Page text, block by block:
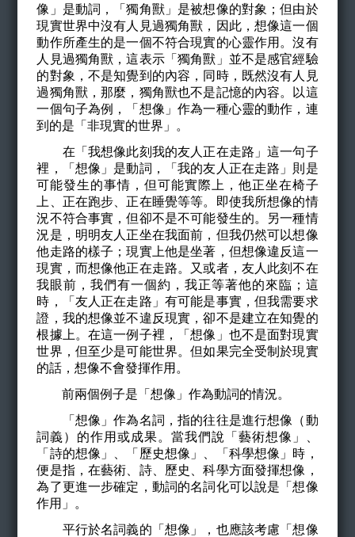
像」是動詞，「獨角獸」是被想像的對象；但由於
現實世界中沒有人見過獨角獸，因此，想像這一個
動作所產生的是一個不符合現實的心靈作用。沒有
人見過獨角獸，這表示「獨角獸」並不是感官經驗
的對象，不是知覺到的內容，同時，既然沒有人見
過獨角獸，那麼，獨角獸也不是記憶的內容。以這
一個句子為例，「想像」作為一種心靈的動作，連
到的是「非現實的世界」。
在「我想像此刻我的友人正在走路」這一句子
裡，「想像」是動詞，「我的友人正在走路」則是
可能發生的事情，但可能實際上，他正坐在椅子
上、正在跑步、正在睡覺等等。即使我所想像的情
況不符合事實，但卻不是不可能發生的。另一種情
況是，明明友人正坐在我面前，但我仍然可以想像
他走路的樣子；現實上他是坐著，但想像違反這一
現實，而想像他正在走路。又或者，友人此刻不在
我眼前，我們有一個約，我正等著他的來臨；這
時，「友人正在走路」有可能是事實，但我需要求
證，我的想像並不違反現實，卻不是建立在知覺的
根據上。在這一例子裡，「想像」也不是面對現實
世界，但至少是可能世界。但如果完全受制於現實
的話，想像不會發揮作用。
前兩個例子是「想像」作為動詞的情況。
「想像」作為名詞，指的往往是進行想像（動
詞義）的作用或成果。當我們說「藝術想像」、
「詩的想像」、「歷史想像」、「科學想像」時，
便是指，在藝術、詩、歷史、科學方面發揮想像，
為了更進一步確定，動詞的名詞化可以說是「想像
作用」。
平行於名詞義的「想像」，也應該考慮「想像